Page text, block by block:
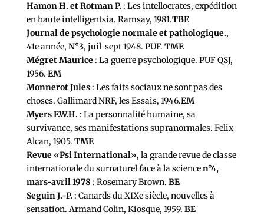
Hamon H. et Rotman P. : Les intellocrates, expédition
en haute intelligentsia. Ramsay, 1981.TBE
Journal de psychologie normale et pathologique.,
41e année, N°3, juil-sept 1948. PUF. TME
Mégret Maurice: La guerre psychologique. PUF QSJ,
1956. EM
Monnerot Jules: Les faits sociaux ne sont pas des
choses. Gallimard NRF, les Essais, 1946.EM
Myers F.W.H. : La personnalité humaine, sa
survivance, ses manifestations supranormales. Felix
Alcan, 1905. TME
Revue «Psi International», la grande revue de classe
internationale du surnaturel face à la sciencen°4,
mars-avril 1978 : Rosemary Brown. BE
Seguin J.-P. : Canards du XIXe siècle, nouvelles à
sensation. Armand Colin, Kiosque, 1959. BE